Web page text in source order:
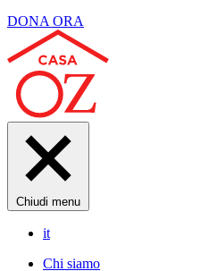
DONA ORA
Chiudi menu
it
Chi siamo